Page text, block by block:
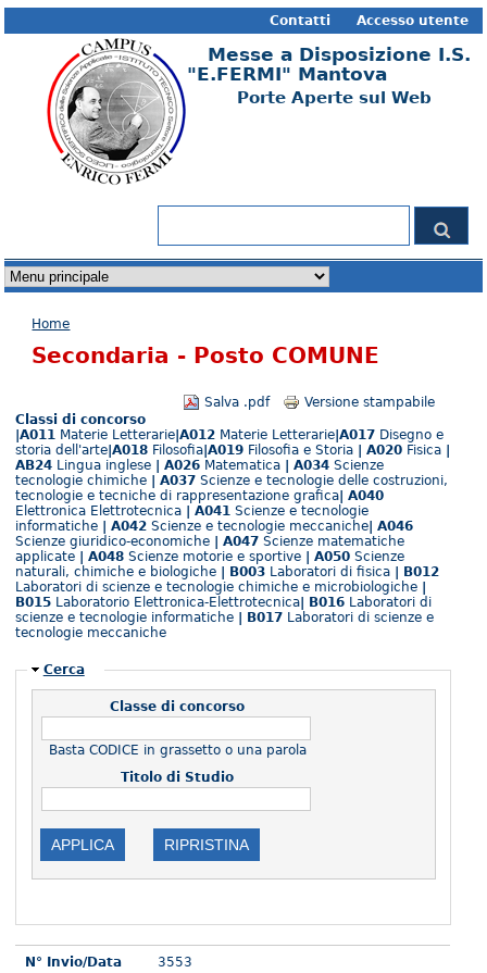
Accesso utente
Contatti
Messe a Disposizione I.S.
"E.FERMI" Mantova
Porte Aperte sul Web
Tu sei qui
Home
Secondaria - Posto COMUNE
Versione stampabile
Salva .pdf
Classi di concorso
|A011 Materie Letterarie|A012 Materie Letterarie|A017 Disegno e
storia dell'arte|A018 Filosofia|A019 Filosofia e Storia | A020 Fisica |
AB24 Lingua inglese | A026 Matematica | A034 Scienze
tecnologie chimiche | A037 Scienze e tecnologie delle costruzioni,
tecnologie e tecniche di rappresentazione grafica| A040
Elettronica Elettrotecnica | A041 Scienze e tecnologie
informatiche | A042 Scienze e tecnologie meccaniche| A046
Scienze giuridico-economiche | A047 Scienze matematiche
applicate | A048 Scienze motorie e sportive | A050 Scienze
naturali, chimiche e biologiche | B003 Laboratori di fisica | B012
Laboratori di scienze e tecnologie chimiche e microbiologiche |
B015 Laboratorio Elettronica-Elettrotecnica| B016 Laboratori di
scienze e tecnologie informatiche | B017 Laboratori di scienze e
tecnologie meccaniche
Nascondi
Cerca
Classe di concorso
Basta CODICE in grassetto o una parola
Titolo di Studio
N° Invio/Data
3553